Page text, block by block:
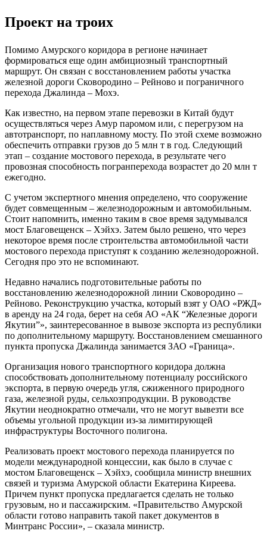
Проект на троих
Помимо Амурского коридора в регионе начинает
формироваться еще один амбициозный транспортный
маршрут. Он связан с восстановлением работы участка
железной дороги Сковородино – Рейново и пограничного
перехода Джалинда – Мохэ.
Как известно, на первом этапе перевозки в Китай будут
осуществляться через Амур паромом или, с перегрузом на
автотранспорт, по наплавному мосту. По этой схеме возможно
обеспечить отправки грузов до 5 млн т в год. Следующий
этап – создание мостового перехода, в результате чего
провозная способность погранперехода возрастет до 20 млн т
ежегодно.
С учетом экспертного мнения определено, что сооружение
будет совмещенным – железнодорожным и автомобильным.
Стоит напомнить, именно таким в свое время задумывался
мост Благовещенск – Хэйхэ. Затем было решено, что через
некоторое время после строительства автомобильной части
мостового перехода приступят к созданию железнодорожной.
Сегодня про это не вспоминают.
Недавно начались подготовительные работы по
восстановлению железнодорожной линии Сковородино –
Рейново. Реконструкцию участка, который взят у ОАО «РЖД»
в аренду на 24 года, берет на себя АО «АК “Железные дороги
Якутии”», заинтересованное в вывозе экспорта из республики
по дополнительному маршруту. Восстановлением смешанного
пункта пропуска Джалинда занимается ЗАО «Граница».
Организация нового транспортного коридора должна
способствовать дополнительному потенциалу российского
экспорта, в первую очередь угля, сжиженного природного
газа, железной руды, сельхозпродукции. В руководстве
Якутии неоднократно отмечали, что не могут вывезти все
объемы угольной продукции из-за лимитирующей
инфраструктуры Восточного полигона.
Реализовать проект мостового перехода планируется по
модели международной концессии, как было в случае с
мостом Благовещенск – Хэйхэ, сообщила министр внешних
связей и туризма Амурской области Екатерина Киреева.
Причем пункт пропуска предлагается сделать не только
грузовым, но и пассажирским. «Правительство Амурской
области готово направить такой пакет документов в
Минтранс России», – сказала министр.